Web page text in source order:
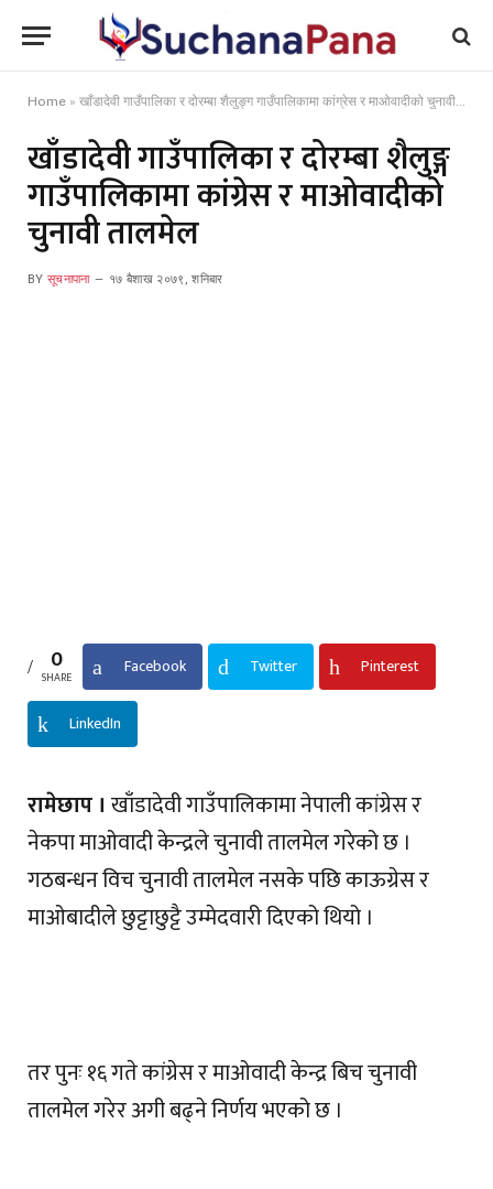
Home » खाँडादेवी गाउँपालिका र दोरम्बा शैलुङ्ग गाउँपालिकामा कांग्रेस र माओवादीको चुनावी तालमेल
खाँडादेवी गाउँपालिका र दोरम्बा शैलुङ्ग
गाउँपालिकामा कांग्रेस र माओवादीको
चुनावी तालमेल
BY सूचनापाना १७ बैशाख २०७९, शनिबार
0
SHARE Facebook Twitter Pinterest
LinkedIn
रामेछाप । खाँडादेवी गाउँपालिकामा नेपाली कांग्रेस र
नेकपा माओवादी केन्द्रले चुनावी तालमेल गरेको छ ।
गठबन्धन विच चुनावी तालमेल नसके पछि काऊग्रेस र
माओबादीले छुट्टाछुट्टै उम्मेदवारी दिएको थियो ।
तर पुनः १६ गते कांग्रेस र माओवादी केन्द्र बिच चुनावी
तालमेल गरेर अगी बढ्ने निर्णय भएको छ ।